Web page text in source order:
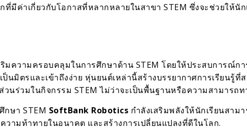
ที่มีค่าเกี่ยวกับโอกาสที่หลากหลายในสาขา STEM ซึ่งจะช่วยให้นั
ริมความครอบคลุมในการศึกษาด้าน STEM โดยให้ประสบการณ์กา
นมิตรและเข้าถึงง่าย หุ่นยนต์เหล่านี้สร้างบรรยากาศการเรียนรู้
นร่วมในกิจกรรม STEM ไม่ว่าจะเป็นพื้นฐานหรือความสามารถท
ษา STEM SoftBank Robotics กำลังเสริมพลังให้นักเรียนสา
ามท้าทายในอนาคต และสร้างการเปลี่ยนแปลงที่ดีในโลก.